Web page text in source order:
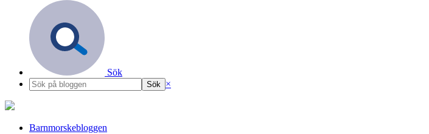
Sök
×
Barnmorskebloggen